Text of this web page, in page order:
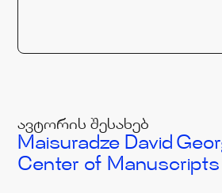
ავტორის შესახებ
Maisuradze David
Center of Manuscripts